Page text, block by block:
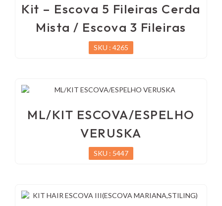
Kit – Escova 5 Fileiras Cerda
Mista / Escova 3 Fileiras
SKU : 4265
ML/KIT ESCOVA/ESPELHO
VERUSKA
SKU : 5447